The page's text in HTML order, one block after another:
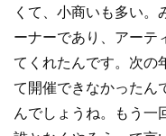
くて、小商いも多い
ーナーであり、アーテ
てくれたんです。次の
て開催できなかったん
んでしょうね。もう一